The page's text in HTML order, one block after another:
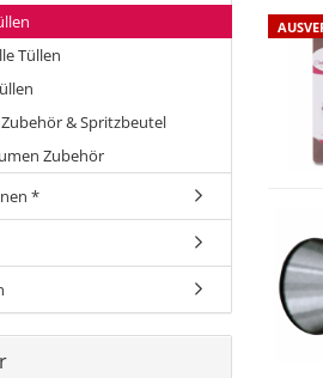
Tüllen
& Spritzbeutel
Zubehör
*